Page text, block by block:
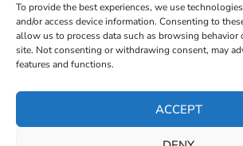
To provide the best experiences, we use
and/or access device information. Consenting to
allow us to process data such as browsing behavior
site. Not consenting or withdrawing consent, may
features and functions.
ACCEPT
Reportage TV Com
Construction en terre-paille
Chantier Participatif Terre Paille 6/7/